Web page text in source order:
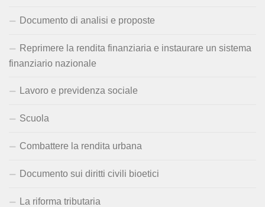
Documento di analisi e proposte
Reprimere la rendita finanziaria e instaurare un sistema
finanziario nazionale
Lavoro e previdenza sociale
Scuola
Combattere la rendita urbana
Documento sui diritti civili bioetici
La riforma tributaria